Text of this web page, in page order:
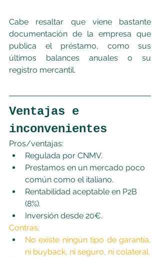
Cabe resaltar que viene bastante
documentación de la empresa que
publica el préstamo, como sus
últimos balances anuales o su
registro mercantil.
Ventajas e
inconvenientes
Pros/ventajas:
Regulada por CNMV.
Prestamos en un mercado poco
común como el italiano.
Rentabilidad aceptable en P2B
(8%).
Inversión desde 20€.
Contras:
No existe ningún tipo de garantía,
ni buyback, ni seguro, ni colateral.